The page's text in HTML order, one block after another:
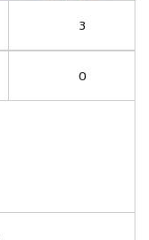
3
0